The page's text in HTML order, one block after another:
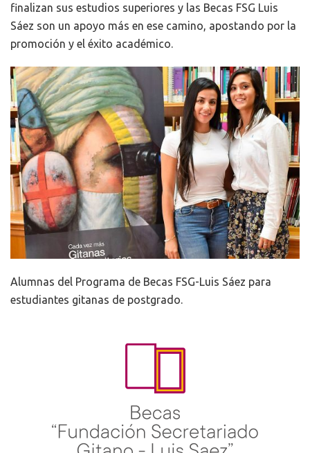
finalizan sus estudios superiores y las Becas FSG Luis
Sáez son un apoyo más en ese camino, apostando por la
promoción y el éxito académico.
Alumnas del Programa de Becas FSG-Luis Sáez para
estudiantes gitanas de postgrado.